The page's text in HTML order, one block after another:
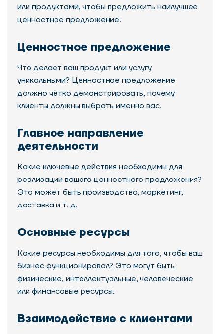
или продуктами, чтобы предложить наилучшее
ценностное предложение.
Ценностное предложение
Что делает ваш продукт или услугу
уникальными? Ценностное предложение
должно чётко демонстрировать, почему
клиенты должны выбрать именно вас.
Главное направление
деятельности
Какие ключевые действия необходимы для
реализации вашего ценностного предложения?
Это может быть производство, маркетинг,
доставка и т. д.
Основные ресурсы
Какие ресурсы необходимы для того, чтобы ваш
бизнес функционировал? Это могут быть
физические, интеллектуальные, человеческие
или финансовые ресурсы.
Взаимодействие с клиентами